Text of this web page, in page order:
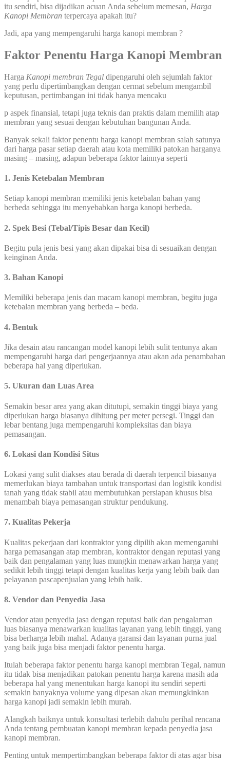
itu sendiri, bisa dijadikan acuan Anda sebelum memesan, Harga
Kanopi Membran terpercaya apakah itu?
Jadi, apa yang mempengaruhi harga kanopi membran ?
Faktor Penentu Harga Kanopi Membran
Harga Kanopi membran Tegal dipengaruhi oleh sejumlah faktor
yang perlu dipertimbangkan dengan cermat sebelum mengambil
keputusan, pertimbangan ini tidak hanya mencaku
p aspek finansial, tetapi juga teknis dan praktis dalam memilih atap
membran yang sesuai dengan kebutuhan bangunan Anda.
Banyak sekali faktor penentu harga kanopi membran salah satunya
dari harga pasar setiap daerah atau kota memiliki patokan harganya
masing – masing, adapun beberapa faktor lainnya seperti
1. Jenis Ketebalan Membran
Setiap kanopi membran memiliki jenis ketebalan bahan yang
berbeda sehingga itu menyebabkan harga kanopi berbeda.
2. Spek Besi (Tebal/Tipis Besar dan Kecil)
Begitu pula jenis besi yang akan dipakai bisa di sesuaikan dengan
keinginan Anda.
3. Bahan Kanopi
Memiliki beberapa jenis dan macam kanopi membran, begitu juga
ketebalan membran yang berbeda – beda.
4. Bentuk
Jika desain atau rancangan model kanopi lebih sulit tentunya akan
mempengaruhi harga dari pengerjaannya atau akan ada penambahan
beberapa hal yang diperlukan.
5. Ukuran dan Luas Area
Semakin besar area yang akan ditutupi, semakin tinggi biaya yang
diperlukan harga biasanya dihitung per meter persegi. Tinggi dan
lebar bentang juga mempengaruhi kompleksitas dan biaya
pemasangan.
6. Lokasi dan Kondisi Situs
Lokasi yang sulit diakses atau berada di daerah terpencil biasanya
memerlukan biaya tambahan untuk transportasi dan logistik kondisi
tanah yang tidak stabil atau membutuhkan persiapan khusus bisa
menambah biaya pemasangan struktur pendukung.
7. Kualitas Pekerja
Kualitas pekerjaan dari kontraktor yang dipilih akan memengaruhi
harga pemasangan atap membran, kontraktor dengan reputasi yang
baik dan pengalaman yang luas mungkin menawarkan harga yang
sedikit lebih tinggi tetapi dengan kualitas kerja yang lebih baik dan
pelayanan pascapenjualan yang lebih baik.
8. Vendor dan Penyedia Jasa
Vendor atau penyedia jasa dengan reputasi baik dan pengalaman
luas biasanya menawarkan kualitas layanan yang lebih tinggi, yang
bisa berharga lebih mahal. Adanya garansi dan layanan purna jual
yang baik juga bisa menjadi faktor penentu harga.
Itulah beberapa faktor penentu harga kanopi membran Tegal, namun
itu tidak bisa menjadikan patokan penentu harga karena masih ada
beberapa hal yang menentukan harga kanopi itu sendiri seperti
semakin banyaknya volume yang dipesan akan memungkinkan
harga kanopi jadi semakin lebih murah.
Alangkah baiknya untuk konsultasi terlebih dahulu perihal rencana
Anda tentang pembuatan kanopi membran kepada penyedia jasa
kanopi membran.
Penting untuk mempertimbangkan beberapa faktor di atas agar bisa